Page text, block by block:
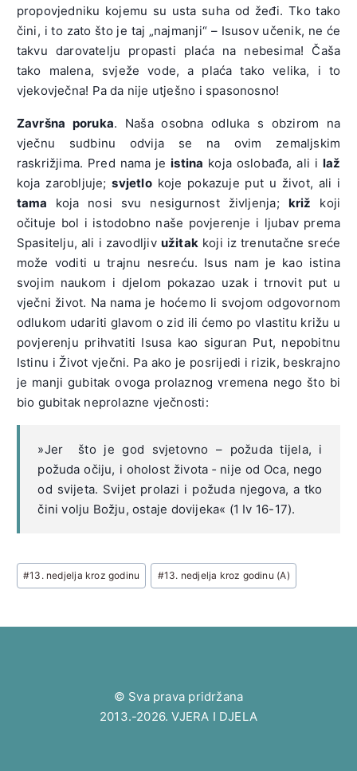
propovjedniku kojemu su usta suha od žeđi. Tko tako
čini, i to zato što je taj „najmanji“ – Isusov učenik, ne će
takvu darovatelju propasti plaća na nebesima! Čaša
tako malena, svježe vode, a plaća tako velika, i to
vjekovječna! Pa da nije utješno i spasonosno!
Završna poruka. Naša osobna odluka s obzirom na
vječnu sudbinu odvija se na ovim zemaljskim
raskrižjima. Pred nama jeistina koja oslobađa, ali i laž
koja zarobljuje;svjetlokoje pokazuje put u život, ali i
tama koja nosi svu nesigurnost življenja; križ koji
očituje bol i istodobno naše povjerenje i ljubav prema
Spasitelju, ali i zavodljiv užitakkoji iz trenutačne sreće
može voditi u trajnu nesreću. Isus nam je kao istina
svojim naukom i djelom pokazao uzak i trnovit put u
vječni život. Na nama je hoćemo li svojom odgovornom
odlukom udariti glavom o zid ili ćemo po vlastitu križu u
povjerenju prihvatiti Isusa kao siguran Put, nepobitnu
Istinu i Život vječni. Pa ako je posrijedi i rizik, beskrajno
je manji gubitak ovoga prolaznog vremena nego što bi
bio gubitak neprolazne vječnosti:
»Jer što je god svjetovno – požuda tijela, i
požuda očiju, i oholost života ‑ nije od Oca, nego
od svijeta. Svijet prolazi i požuda njegova, a tko
čini volju Božju, ostaje dovijeka« (1 Iv 16-17).
Post
Tags:
#13. nedjelja kroz godinu #13. nedjelja kroz godinu (A)
© Sva prava pridržana
2013.-2026. VJERA I DJELA